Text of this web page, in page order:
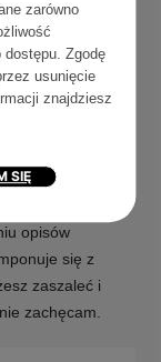
zarówno
dostępu. Zgodę
usunięcie
znajdziesz
SIĘ
uniknąć.
dzięki
zaproponować,
opisów
się z
zaszaleć i
zachęcam.